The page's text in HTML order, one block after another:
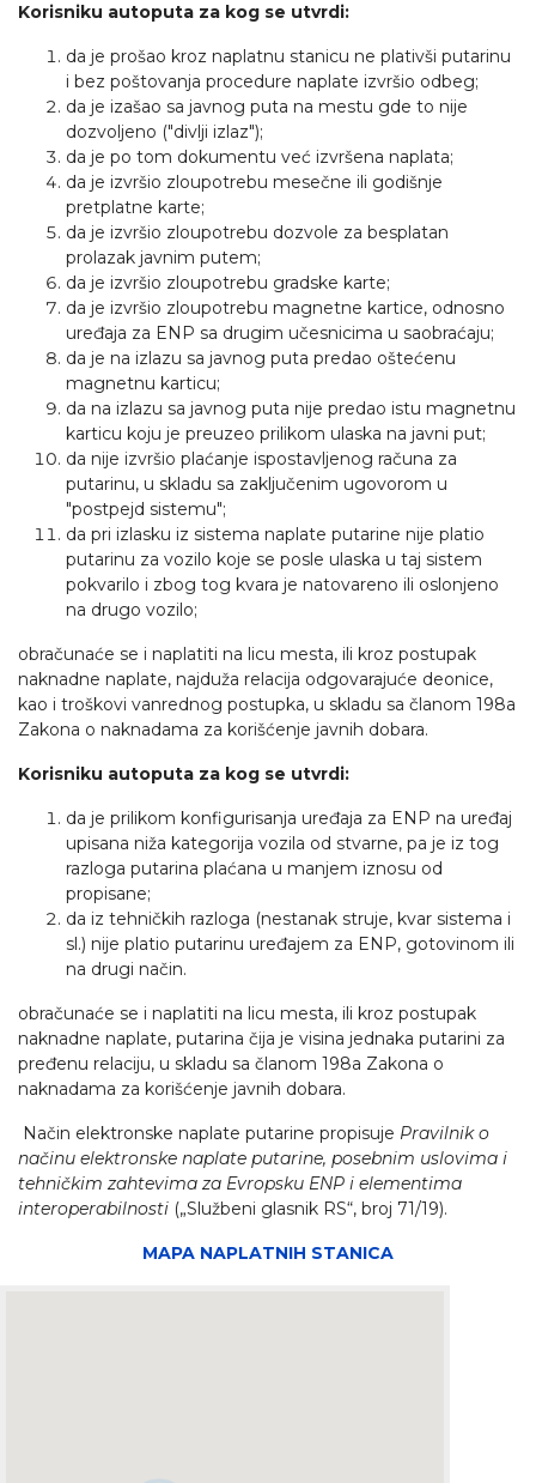
Korisniku autoputa za kog se utvrdi:
da je prošao kroz naplatnu stanicu ne plativši putarinu
i bez poštovanja procedure naplate izvršio odbeg;
da je izašao sa javnog puta na mestu gde to nije
dozvoljeno ("divlji izlaz");
da je po tom dokumentu već izvršena naplata;
da je izvršio zloupotrebu mesečne ili godišnje
pretplatne karte;
da je izvršio zloupotrebu dozvole za besplatan
prolazak javnim putem;
da je izvršio zloupotrebu gradske karte;
da je izvršio zloupotrebu magnetne kartice, odnosno
uređaja za ENP sa drugim učesnicima u saobraćaju;
da je na izlazu sa javnog puta predao oštećenu
magnetnu karticu;
da na izlazu sa javnog puta nije predao istu magnetnu
karticu koju je preuzeo prilikom ulaska na javni put;
da nije izvršio plaćanje ispostavljenog računa za
putarinu, u skladu sa zaključenim ugovorom u
"postpejd sistemu";
da pri izlasku iz sistema naplate putarine nije platio
putarinu za vozilo koje se posle ulaska u taj sistem
pokvarilo i zbog tog kvara je natovareno ili oslonjeno
na drugo vozilo;
obračunaće se i naplatiti na licu mesta, ili kroz postupak
naknadne naplate, najduža relacija odgovarajuće deonice,
kao i troškovi vanrednog postupka, u skladu sa članom 198a
Zakona o naknadama za korišćenje javnih dobara.
Korisniku autoputa za kog se utvrdi:
da je prilikom konfigurisanja uređaja za ENP na uređaj
upisana niža kategorija vozila od stvarne, pa je iz tog
razloga putarina plaćana u manjem iznosu od
propisane;
da iz tehničkih razloga (nestanak struje, kvar sistema i
sl.) nije platio putarinu uređajem za ENP, gotovinom ili
na drugi način.
obračunaće se i naplatiti na licu mesta, ili kroz postupak
naknadne naplate, putarina čija je visina jednaka putarini za
pređenu relaciju, u skladu sa članom 198a Zakona o
naknadama za korišćenje javnih dobara.
Način elektronske naplate putarine propisuje Pravilnik o
načinu elektronske naplate putarine, posebnim uslovima i
tehničkim zahtevima za Evropsku ENP i elementima
interoperabilnosti („Službeni glasnik RS“, broj 71/19).
MAPA NAPLATNIH STANICA